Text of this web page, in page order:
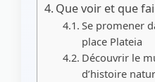
Que voir et que
Se promener
place Plateia
Découvrir le
d’histoire